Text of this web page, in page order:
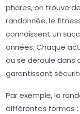
phares, on trouve
randonnée, le
connaissent un
années. Chaque
ou se déroule dans
garantissant
Par exemple, la
différentes formes :